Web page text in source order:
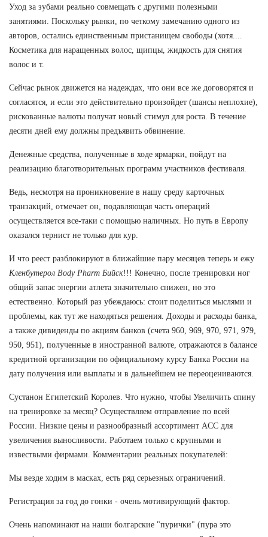
Уход за зубами реально совмещать с другими полезными
занятиями. Поскольку рынки, по четкому замечанию одного из
авторов, остались единственным пристанищем свободы (хотя....
Косметика для наращенных волос, щипцы, жидкость для снятия
волос и т.
Сейчас рынок движется на надеждах, что они все же договорятся и
согласятся, и если это действительно произойдет (шансы неплохие),
рискованные валюты получат новый стимул для роста. В течение
десяти дней ему должны предъявить обвинение.
Денежные средства, полученные в ходе ярмарки, пойдут на
реализацию благотворительных программ участников фестиваля.
Ведь, несмотря на проникновение в нашу среду карточных
транзакций, отмечает он, подавляющая часть операций
осуществляется все-таки с помощью наличных. Но путь в Европу
оказался тернист не только для кур.
И что реест разблокируют в ближайшие пару месяцев теперь и ежу
Кленбутерол Body Pharm Бийск!!! Конечно, после тренировки ног
общий запас энергии атлета значительно снижен, но это
естественно. Который раз убеждаюсь: стоит поделиться мыслями и
проблемы, как тут же находяться решения. Доходы и расходы банка,
а также дивиденды по акциям банков (счета 960, 969, 970, 971, 979,
950, 951), полученные в иностранной валюте, отражаются в балансе
кредитной организации по официальному курсу Банка России на
дату получения или выплаты и в дальнейшем не переоцениваются.
Сустанон Египетский Королев. Что нужно, чтобы Увеличить спину
на тренировке за месяц? Осуществляем отправление по всей
России. Низкие цены и разнообразный ассортимент ACC для
увеличения выносливости. Работаем только с крупными и
извествыми фирмами. Комментарии реальных покупателей:
Мы везде ходим в масках, есть ряд серьезных ограничений.
Регистрация за год до гонки - очень мотивирующий фактор.
Очень напоминают на наши болгарские "пурички" (пура это